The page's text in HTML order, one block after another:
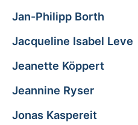
Jan-Philipp Borth
Jacqueline Isabel Leve
Jeanette Köppert
Jeannine Ryser
Jonas Kaspereit